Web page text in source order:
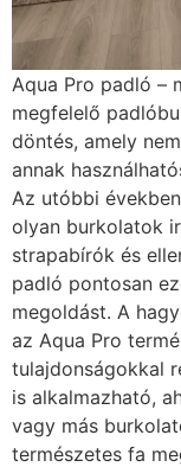
Aqua Pro padló –
megfelelő
döntés, amely
annak
Az utóbbi
olyan burkolatok
strapabírók és
padló pontosan
megoldást. A
az Aqua Pro
tulajdonságokkal
is alkalmazható,
vagy más
természetes fa